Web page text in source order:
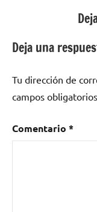
Deja una
Tu dirección de
campos
Comentario *